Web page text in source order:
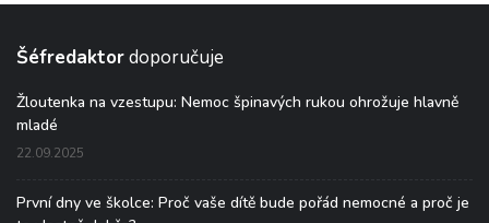
Šéfredaktordoporučuje
Žloutenka na vzestupu: Nemoc špinavých rukou ohrožuje hlavně
mladé
22.09.2025
První dny ve školce: Proč vaše dítě bude pořád nemocné a proč je